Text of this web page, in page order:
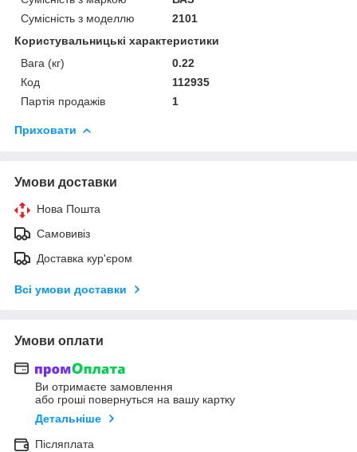
Сумісність з моделлю
2101
Користувальницькі характеристики
Вага (кг)
0.22
Код
112935
Партія продажів
1
Приховати
Умови доставки
Нова Пошта
Самовивіз
Доставка кур'єром
Всі умови доставки
Умови оплати
Ви отримаєте замовлення
або гроші повернуться на вашу картку
Детальніше
Післяплата